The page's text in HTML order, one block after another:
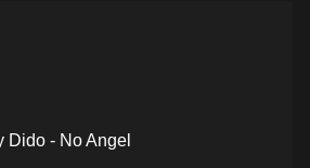
Dido - No Angel